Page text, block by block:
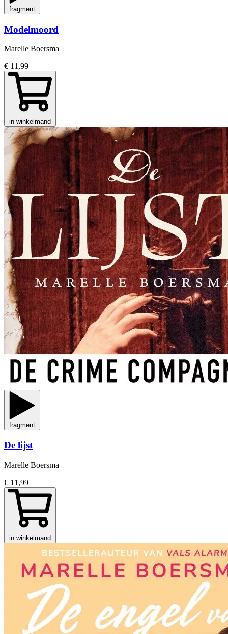
fragment
Modelmoord
Marelle Boersma
€ 11,99
in winkelmand
fragment
De lijst
Marelle Boersma
€ 11,99
in winkelmand